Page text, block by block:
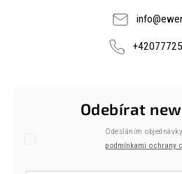
info@
Odebírat
Odesláním
podmínkami ochrany